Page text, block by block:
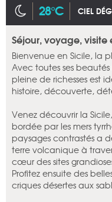
28°C CIEL
Séjour, voyage,
Bienvenue en Sicile, la
Avec toutes ses
pleine de richesses est
histoire, découverte,
Venez découvrir la
bordée par les mers
paysages contrastés a
terre volcanique à
cœur des sites
Profitez ensuite des
criques désertes aux